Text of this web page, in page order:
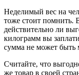
Неделимый вес на
тоже стоит помнить.
действительно ли
килограмм вы
сумма не может быть
Считайте, что
же товар в своей